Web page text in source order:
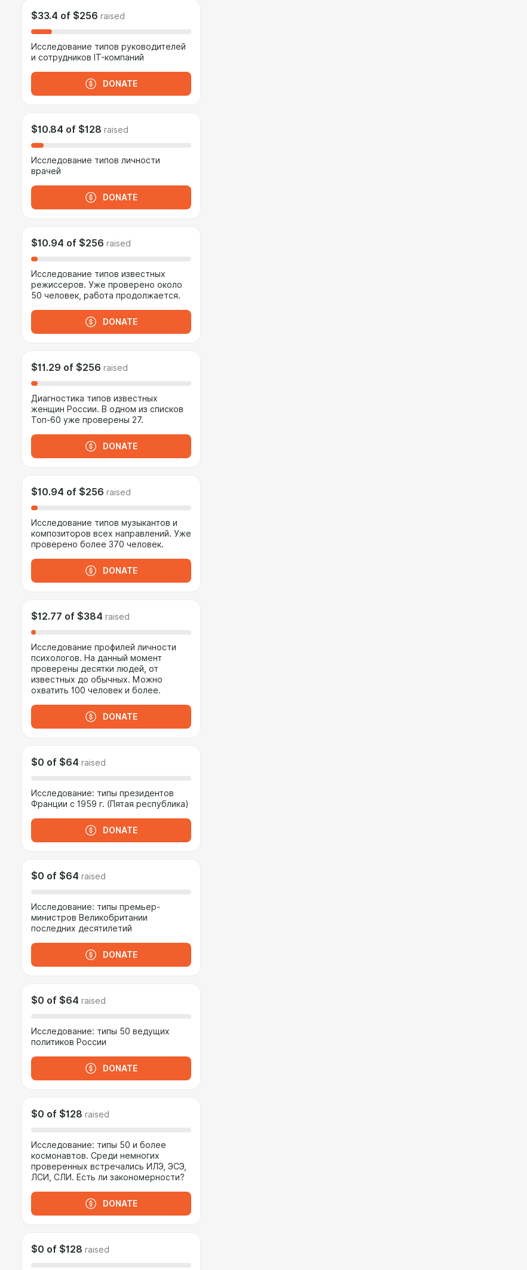
$33.4 of $256 raised
Исследование типов руководителей
и сотрудников IT-компаний
DONATE
$10.84 of $128 raised
Исследование типов личности
врачей
DONATE
$10.94 of $256 raised
Исследование типов известных
режиссеров. Уже проверено около
50 человек, работа продолжается.
DONATE
$11.29 of $256 raised
Диагностика типов известных
женщин России. В одном из списков
Топ-60 уже проверены 27.
DONATE
$10.94 of $256 raised
Исследование типов музыкантов и
композиторов всех направлений. Уже
проверено более 370 человек.
DONATE
$12.77 of $384 raised
Исследование профилей личности
психологов. На данный момент
проверены десятки людей, от
известных до обычных. Можно
охватить 100 человек и более.
DONATE
$0 of $64 raised
Исследование: типы президентов
Франции с 1959 г. (Пятая республика)
DONATE
$0 of $64 raised
Исследование: типы премьер-
министров Великобритании
последних десятилетий
DONATE
$0 of $64 raised
Исследование: типы 50 ведущих
политиков России
DONATE
$0 of $128 raised
Исследование: типы 50 и более
космонавтов. Среди немногих
проверенных встречались ИЛЭ, ЭСЭ,
ЛСИ, СЛИ. Есть ли закономерности?
DONATE
$0 of $128 raised